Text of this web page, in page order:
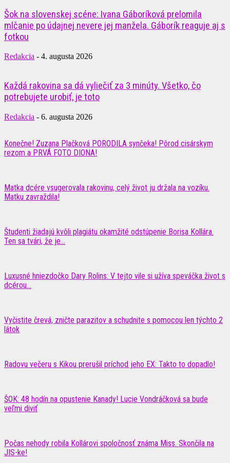
Šok na slovenskej scéne: Ivana Gáboríková prelomila
mlčanie po údajnej nevere jej manžela. Gáborík reaguje aj s
fotkou
Redakcia - 4. augusta 2026
Každá rakovina sa dá vyliečiť za 3 minúty. Všetko, čo
potrebujete urobiť, je toto
Redakcia - 6. augusta 2026
Konečne! Zuzana Plačková PORODILA synčeka! Pôrod cisárskym
rezom a PRVÁ FOTO DIONA!
Matka dcére vsugerovala rakovinu, celý život ju držala na vozíku.
Matku zavraždila!
Študenti žiadajú kvôli plagiátu okamžité odstúpenie Borisa Kollára.
Ten sa tvári, že je...
Luxusné hniezdočko Dary Rolins: V tejto vile si užíva speváčka život s
dcérou...
Vyčistite črevá, zničte parazitov a schudnite s pomocou len týchto 2
látok
Radovu večeru s Kikou prerušil príchod jeho EX: Takto to dopadlo!
ŠOK: 48 hodín na opustenie Kanady! Lucie Vondráčková sa bude
veľmi diviť
Počas nehody robila Kollárovi spoločnosť známa Miss. Skončila na
JIS-ke!